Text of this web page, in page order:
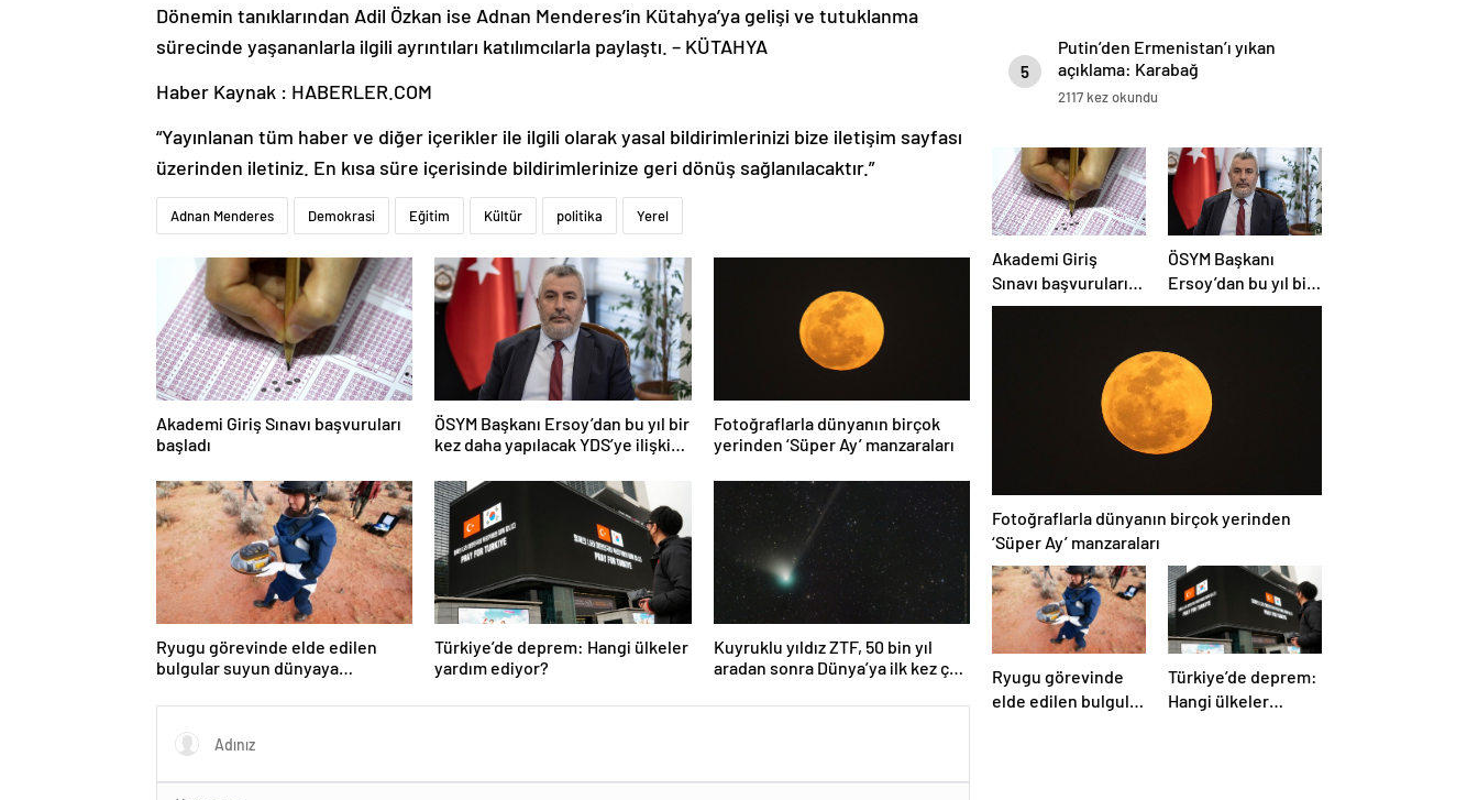
Dönemin tanıklarından Adil Özkan ise Adnan Menderes’in Kütahya’ya gelişi ve tutuklanma
sürecinde yaşananlarla ilgili ayrıntıları katılımcılarla paylaştı. – KÜTAHYA
Haber Kaynak : HABERLER.COM
“Yayınlanan tüm haber ve diğer içerikler ile ilgili olarak yasal bildirimlerinizi bize iletişim sayfası
üzerinden iletiniz. En kısa süre içerisinde bildirimlerinize geri dönüş sağlanılacaktır.”
Adnan Menderes Demokrasi Eğitim Kültür politika Yerel
Akademi Giriş Sınavı başvuruları
başladı
ÖSYM Başkanı Ersoy’dan bu yıl bir
kez daha yapılacak YDS’ye ilişkin
Fotoğraflarla dünyanın birçok
yerinden ‘Süper Ay’ manzaraları
Ryugu görevinde elde edilen
bulgular suyun dünyaya
olabileceğini gösteriyor
Türkiye’de deprem: Hangi ülkeler
yardım ediyor?
Kuyruklu yıldız ZTF, 50 bin yıl
aradan sonra Dünya’ya ilk kez çok
5
Putin’den Ermenistan’ı yıkan
açıklama: Karabağ
Azerbaycan’ın ayrılmaz bir
2117 kez okundu
Akademi Giriş
Sınavı başvuruları
başladı
ÖSYM Başkanı
Ersoy’dan bu yıl bir
kez daha yapılacak
açıklama
Fotoğraflarla dünyanın birçok yerinden
‘Süper Ay’ manzaraları
Ryugu görevinde
elde edilen bulgular
Türkiye’de deprem:
Hangi ülkeler